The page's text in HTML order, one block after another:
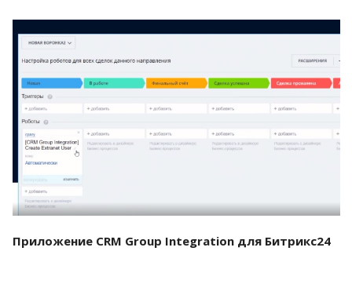
Смотреть проект
Приложение CRM Group Integration для Битрикс24